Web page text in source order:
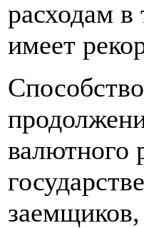
расходам в
имеет
валютного